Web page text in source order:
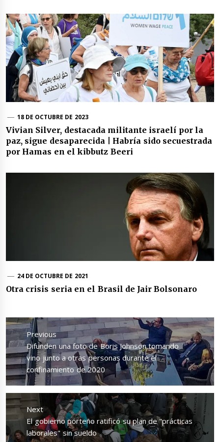
18 DE OCTUBRE DE 2023
Vivian Silver, destacada militante israelí por la
paz, sigue desaparecida | Habría sido secuestrada
por Hamas en el kibbutz Beeri
24 DE OCTUBRE DE 2021
Otra crisis seria en el Brasil de Jair Bolsonaro
Navegación
de
entradas
Previous
Previous
post:
Difunden una foto de Boris Johnson tomando
vino junto a otras personas durante el
confinamiento de 2020
Next
Next
post:
El gobierno porteño ratificó su plan de "prácticas
laborales" sin sueldo